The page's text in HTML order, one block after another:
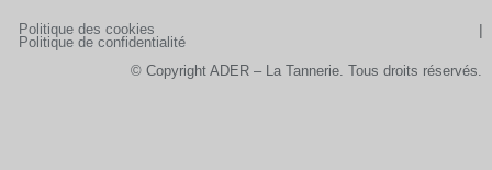
Politique des cookies
Politique de confidentialité
© Copyright ADER – La Tannerie. Tous droits réservés.